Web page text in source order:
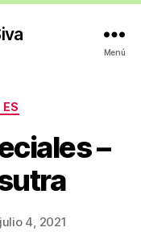
Menú
–
julio 4, 2021